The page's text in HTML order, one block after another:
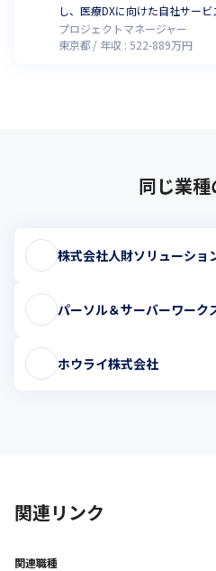
し、医療DXに向けた自社サー
せんか
プロジェクトマネージャー
東京都
年収 : 522-889万円
同じ業
株式会社人財ソリューショ
パーソル＆サーバーワーク
ホウライ株式会社
関連リンク
関連職種